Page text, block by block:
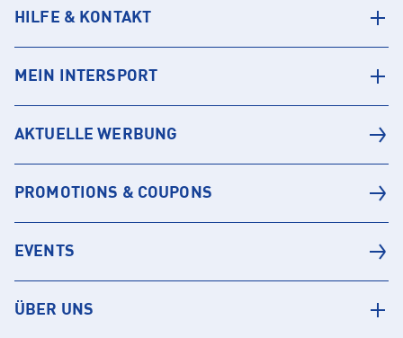
HILFE & KONTAKT
MEIN INTERSPORT
AKTUELLE WERBUNG
PROMOTIONS & COUPONS
EVENTS
ÜBER UNS